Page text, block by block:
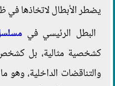
يضطر الأبطال لاتخاذها
البطل الرئيسي في
كشخصية مثالية، بل
والتناقضات الداخلية،